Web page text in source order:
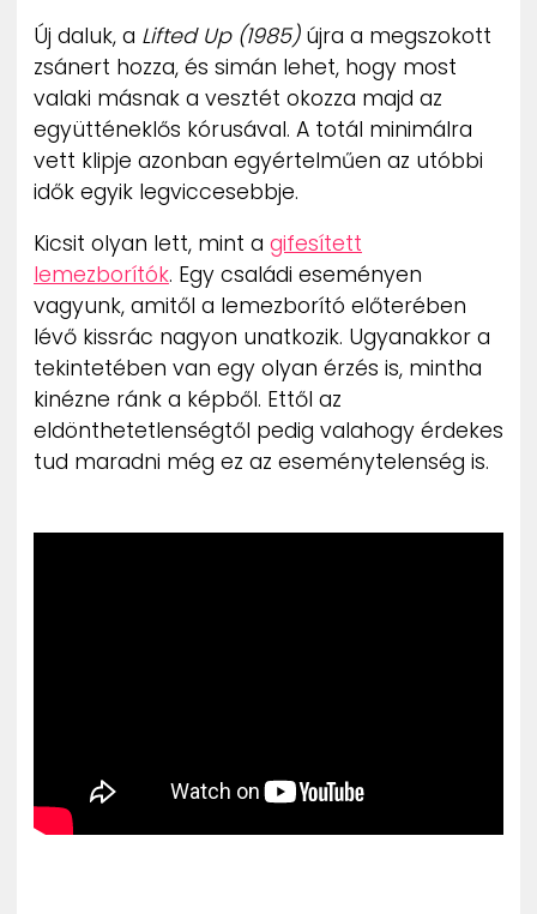
Új daluk, a Lifted Up (1985)újra a megszokott
zsánert hozza, és simán lehet, hogy most
valaki másnak a vesztét okozza majd az
együtténeklős kórusával. A totál minimálra
vett klipje azonban egyértelműen az utóbbi
idők egyik legviccesebbje.
Kicsit olyan lett, mint a gifesített
lemezborítók. Egy családi eseményen
vagyunk, amitől a lemezborító előterében
lévő kissrác nagyon unatkozik. Ugyanakkor a
tekintetében van egy olyan érzés is, mintha
kinézne ránk a képből. Ettől az
eldönthetetlenségtől pedig valahogy érdekes
tud maradni még ez az eseménytelenség is.